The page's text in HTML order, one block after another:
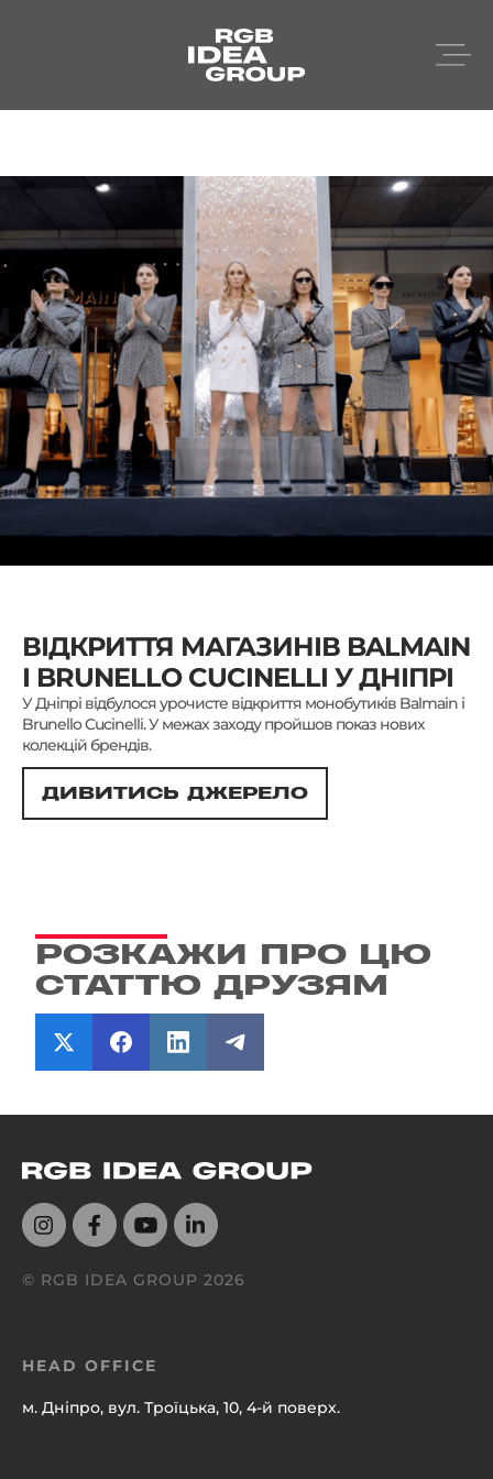
ВІДКРИТТЯ МАГАЗИНІВ BALMAIN
І BRUNELLO CUCINELLI У ДНІПРІ
У Дніпрі відбулося урочисте відкриття монобутиків Balmain і
Brunello Cucinelli. У межах заходу пройшов показ нових
колекцій брендів.
ДИВИТИСЬ ДЖЕРЕЛО
РОЗКАЖИ ПРО ЦЮ
СТАТТЮ ДРУЗЯМ
© RGB IDEA GROUP 2026
HEAD OFFICE
м. Дніпро, вул. Троїцька, 10, 4-й поверх.